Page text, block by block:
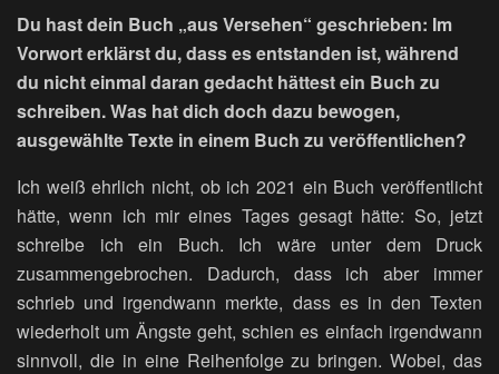
Du hast dein Buch „aus Versehen“ geschrieben: Im
Vorwort erklärst du, dass es entstanden ist, während
du nicht einmal daran gedacht hättest ein Buch zu
schreiben. Was hat dich doch dazu bewogen,
ausgewählte Texte in einem Buch zu veröffentlichen?
Ich weiß ehrlich nicht, ob ich 2021 ein Buch veröffentlicht
hätte, wenn ich mir eines Tages gesagt hätte: So, jetzt
schreibe ich ein Buch. Ich wäre unter dem Druck
zusammengebrochen. Dadurch, dass ich aber immer
schrieb und irgendwann merkte, dass es in den Texten
wiederholt um Ängste geht, schien es einfach irgendwann
sinnvoll, die in eine Reihenfolge zu bringen. Wobei, das